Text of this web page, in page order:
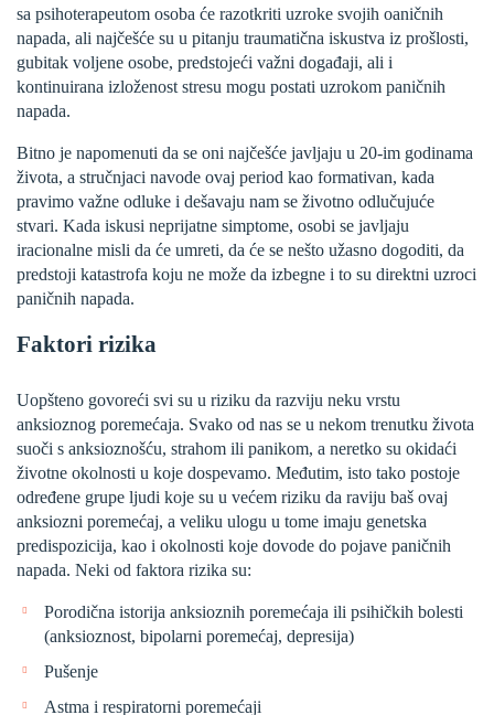
sa psihoterapeutom osoba će razotkriti uzroke svojih oaničnih
napada, ali najčešće su u pitanju traumatična iskustva iz prošlosti,
gubitak voljene osobe, predstojeći važni događaji, ali i
kontinuirana izloženost stresu mogu postati uzrokom paničnih
napada.
Bitno je napomenuti da se oni najčešće javljaju u 20-im godinama
života, a stručnjaci navode ovaj period kao formativan, kada
pravimo važne odluke i dešavaju nam se životno odlučujuće
stvari. Kada iskusi neprijatne simptome, osobi se javljaju
iracionalne misli da će umreti, da će se nešto užasno dogoditi, da
predstoji katastrofa koju ne može da izbegne i to su direktni uzroci
paničnih napada.
Faktori rizika
Uopšteno govoreći svi su u riziku da razviju neku vrstu
anksioznog poremećaja. Svako od nas se u nekom trenutku života
suoči s anksioznošću, strahom ili panikom, a neretko su okidaći
životne okolnosti u koje dospevamo. Međutim, isto tako postoje
određene grupe ljudi koje su u većem riziku da raviju baš ovaj
anksiozni poremećaj, a veliku ulogu u tome imaju genetska
predispozicija, kao i okolnosti koje dovode do pojave paničnih
napada. Neki od faktora rizika su:
Porodična istorija anksioznih poremećaja ili psihičkih bolesti
(anksioznost, bipolarni poremećaj, depresija)
Pušenje
Astma i respiratorni poremećaji